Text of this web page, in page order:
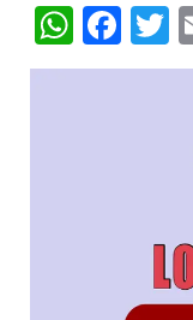
W
h
F
ac
T